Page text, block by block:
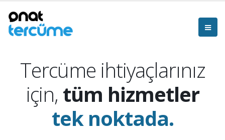
Tercüme ihtiyaçlarınız
için, tüm hizmetler
tek noktada.